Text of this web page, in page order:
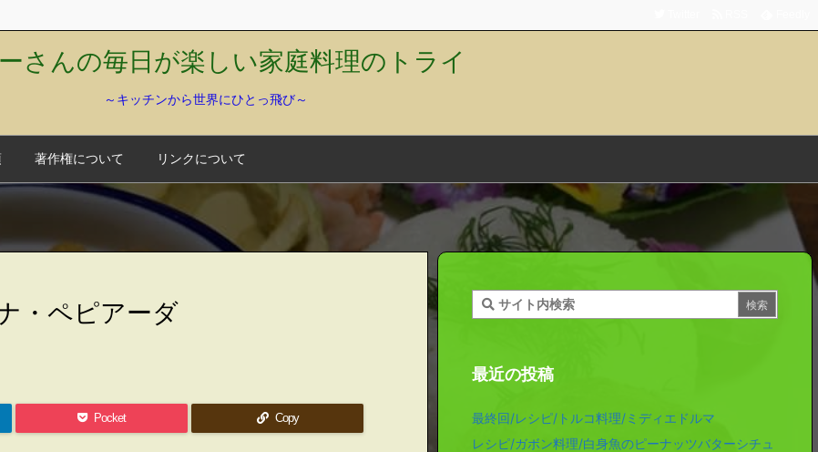
さんの毎日が楽しい家庭料理のトライ
～キッチンから世界にひとっ飛び～
著作権について リンクについて
・ペピアーダ
Pocket Copy
最近の投稿
最終回/レシピ/トルコ料理/ミディエドルマ
レシピ/ガボン料理/白身魚のピーナッツバターシチュ